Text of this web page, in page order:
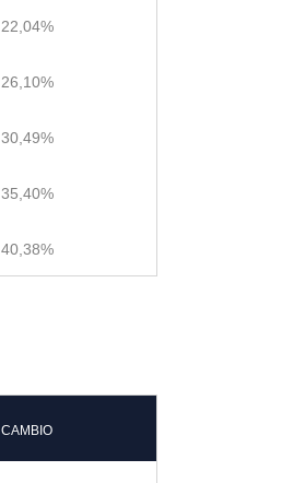
22,04%
26,10%
30,49%
35,40%
40,38%
CAMBIO